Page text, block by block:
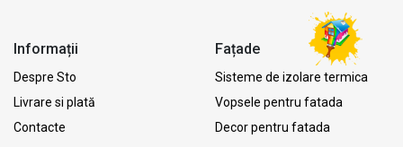
Informații
Despre Sto
Livrare si plată
Contacte
Fațade
Sisteme de izolare termica
Vopsele pentru fatada
Decor pentru fatada